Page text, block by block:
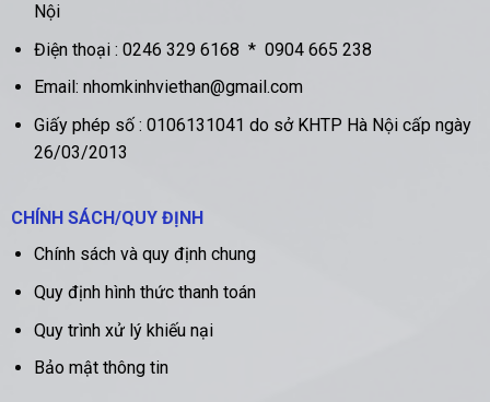
Nội
Điện thoại : 0246 329 6168 * 0904 665 238
Email: nhomkinhviethan@gmail.com
Giấy phép số : 0106131041 do sở KHTP Hà Nội cấp ngày
26/03/2013
CHÍNH SÁCH/QUY ĐỊNH
Chính sách và quy định chung
Quy định hình thức thanh toán
Quy trình xử lý khiếu nại
Bảo mật thông tin